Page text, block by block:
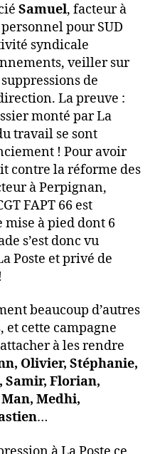
Samuel, facteur à
pour SUD
syndicale
veiller sur
de
La preuve :
monté par La
travail se sont
! Pour avoir
contre la réforme des
à Perpignan,
FAPT 66 est
mise à pied dont 6
s’est donc vu
Poste et privé de
beaucoup d’autres
et cette campagne
à les rendre
Olivier, Stéphanie,
Samir, Florian,
Medhi,
…